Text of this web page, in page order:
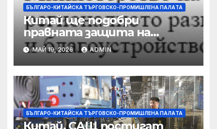
БЪЛГАРО-КИТАЙСКА ТЪРГОВСКО-ПРОМИШЛЕНА ПАЛAТА
Китай ще подобри
правната защита на
предприятията, ще се
съсредоточи върху
борбата с
корпоративната
престъпност
МАЙ 19, 2026 ADMIN
БЪЛГАРО-КИТАЙСКА ТЪРГОВСКО-ПРОМИШЛЕНА ПАЛAТА
Китай, САЩ постигат